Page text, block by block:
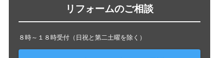
リフォームのご相談
８時～１８時受付（日祝と第二土曜を除く）